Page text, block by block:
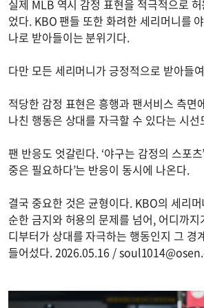
실제 MLB 역시 감정 표현을 적극적으로
었다. KBO 팬들 또한 화려한 세리머니를
나로 받아들이는 분위기다.
다만 모든 세리머니가 긍정적으로 받아들
적당한 감정 표현은 흥행과 팬서비스 측면
나친 행동은 상대를 자극할 수 있다는 시
팬 반응도 엇갈린다. ‘야구는 감정의 스포
중은 필요하다’는 반응이 동시에 나온다.
결국 중요한 것은 균형이다. KBO의 세리
순한 금지와 허용의 문제를 넘어, 어디까지
디부터가 상대를 자극하는 행동인지 그 경
들어섰다. 2026.05.16 /